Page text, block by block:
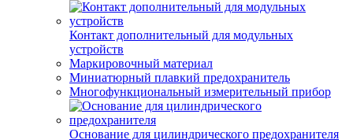
Контакт дополнительный для модульных
устройств
Маркировочный материал
Миниатюрный плавкий предохранитель
Многофункциональный измерительный прибор
Основание для цилиндрического предохранителя